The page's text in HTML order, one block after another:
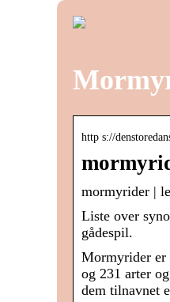
http s://
mormyrider |
Liste over
gådespil.
Mormyrider er
og 231 arter
dem tilnavnet